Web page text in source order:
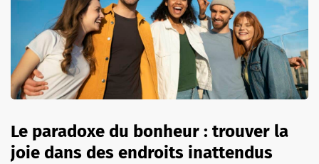
Le paradoxe du bonheur : trouver la
joie dans des endroits inattendus